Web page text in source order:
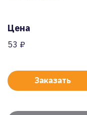
Цена
53 ₽
Заказать